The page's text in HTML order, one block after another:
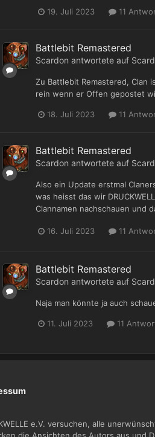
19. Juli 2023 11
Battlebit Remastered
Scardon antwortete auf
Zu Battlebit Remastered, Clan
rein wenn er Offen gepostet
18. Juli 2023 11
Battlebit Remastered
Scardon antwortete auf
Also ein Update erstmal
was heisst das wir
Clannamen nachschauen und
16. Juli 2023 11
Battlebit Remastered
Scardon antwortete auf
Naja man könnte ja auch
11. Juli 2023 11
e.V. versuchen, alle